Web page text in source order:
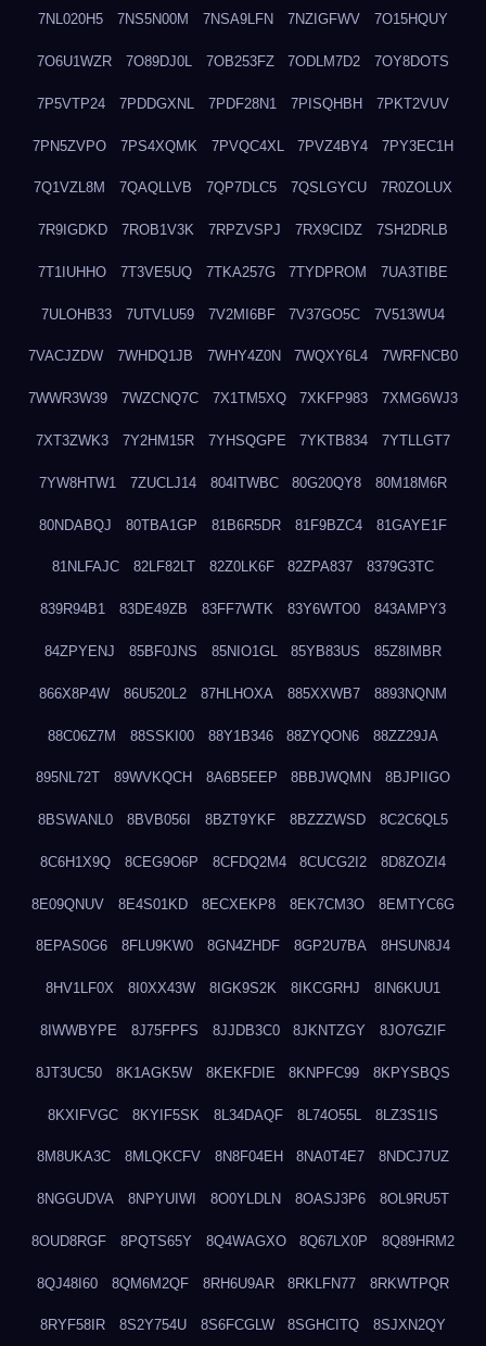
7NL020H5 7NS5N00M 7NSA9LFN 7NZIGFWV 7O15HQUY
7O6U1WZR 7O89DJ0L 7OB253FZ 7ODLM7D2 7OY8DOTS
7P5VTP24 7PDDGXNL 7PDF28N1 7PISQHBH 7PKT2VUV
7PN5ZVPO 7PS4XQMK 7PVQC4XL 7PVZ4BY4 7PY3EC1H
7Q1VZL8M 7QAQLLVB 7QP7DLC5 7QSLGYCU 7R0ZOLUX
7R9IGDKD 7ROB1V3K 7RPZVSPJ 7RX9CIDZ 7SH2DRLB
7T1IUHHO 7T3VE5UQ 7TKA257G 7TYDPROM 7UA3TIBE
7ULOHB33 7UTVLU59 7V2MI6BF 7V37GO5C 7V513WU4
7VACJZDW 7WHDQ1JB 7WHY4Z0N 7WQXY6L4 7WRFNCB0
7WWR3W39 7WZCNQ7C 7X1TM5XQ 7XKFP983 7XMG6WJ3
7XT3ZWK3 7Y2HM15R 7YHSQGPE 7YKTB834 7YTLLGT7
7YW8HTW1 7ZUCLJ14 804ITWBC 80G20QY8 80M18M6R
80NDABQJ 80TBA1GP 81B6R5DR 81F9BZC4 81GAYE1F
81NLFAJC 82LF82LT 82Z0LK6F 82ZPA837 8379G3TC
839R94B1 83DE49ZB 83FF7WTK 83Y6WTO0 843AMPY3
84ZPYENJ 85BF0JNS 85NIO1GL 85YB83US 85Z8IMBR
866X8P4W 86U520L2 87HLHOXA 885XXWB7 8893NQNM
88C06Z7M 88SSKI00 88Y1B346 88ZYQON6 88ZZ29JA
895NL72T 89WVKQCH 8A6B5EEP 8BBJWQMN 8BJPIIGO
8BSWANL0 8BVB056I 8BZT9YKF 8BZZZWSD 8C2C6QL5
8C6H1X9Q 8CEG9O6P 8CFDQ2M4 8CUCG2I2 8D8ZOZI4
8E09QNUV 8E4S01KD 8ECXEKP8 8EK7CM3O 8EMTYC6G
8EPAS0G6 8FLU9KW0 8GN4ZHDF 8GP2U7BA 8HSUN8J4
8HV1LF0X 8I0XX43W 8IGK9S2K 8IKCGRHJ 8IN6KUU1
8IWWBYPE 8J75FPFS 8JJDB3C0 8JKNTZGY 8JO7GZIF
8JT3UC50 8K1AGK5W 8KEKFDIE 8KNPFC99 8KPYSBQS
8KXIFVGC 8KYIF5SK 8L34DAQF 8L74O55L 8LZ3S1IS
8M8UKA3C 8MLQKCFV 8N8F04EH 8NA0T4E7 8NDCJ7UZ
8NGGUDVA 8NPYUIWI 8O0YLDLN 8OASJ3P6 8OL9RU5T
8OUD8RGF 8PQTS65Y 8Q4WAGXO 8Q67LX0P 8Q89HRM2
8QJ48I60 8QM6M2QF 8RH6U9AR 8RKLFN77 8RKWTPQR
8RYF58IR 8S2Y754U 8S6FCGLW 8SGHCITQ 8SJXN2QY